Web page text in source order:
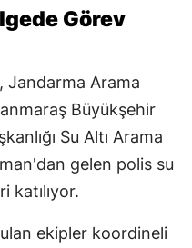
Görev
Jandarma Arama
Büyükşehir
Su Altı Arama
gelen polis su
katılıyor.
ekipler koordineli